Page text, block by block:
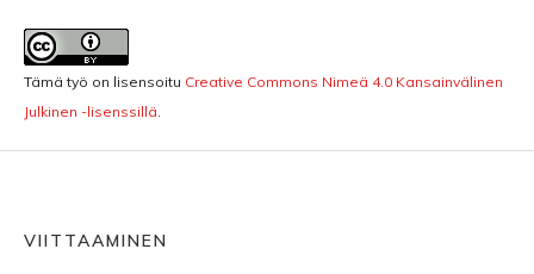
Tämä työ on lisensoitu Creative Commons Nimeä 4.0 Kansainvälinen
Julkinen -lisenssillä
VIITTAAMINEN